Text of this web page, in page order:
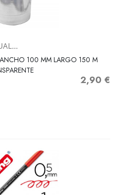
ANCHO 100 MM LARGO 150 M
Precio
2,90 €